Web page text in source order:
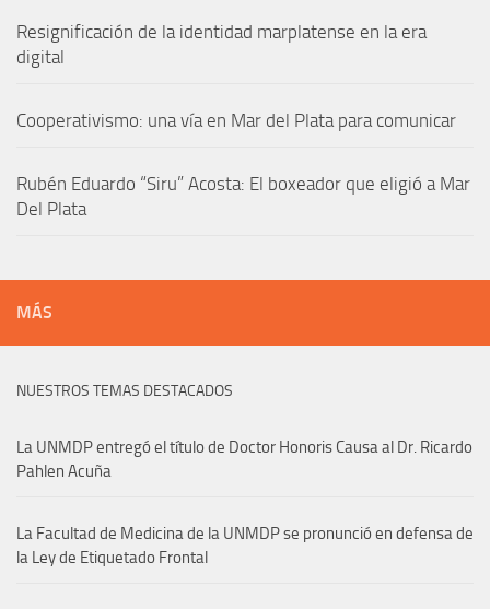
Resignificación de la identidad marplatense en la era
digital
Cooperativismo: una vía en Mar del Plata para comunicar
Rubén Eduardo “Siru” Acosta: El boxeador que eligió a Mar
Del Plata
MÁS
NUESTROS TEMAS DESTACADOS
La UNMDP entregó el título de Doctor Honoris Causa al Dr. Ricardo
Pahlen Acuña
La Facultad de Medicina de la UNMDP se pronunció en defensa de
la Ley de Etiquetado Frontal